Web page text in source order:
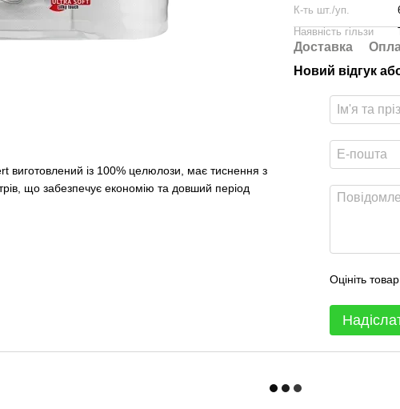
виготовлений із 100% целюлози, має тиснення з
що забезпечує економію та довший період
К-ть шт./уп.
Наявність гільзи
Доставка
Новий відгук
Оцініть товар